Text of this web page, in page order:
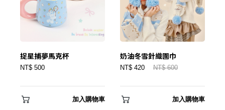
建立專屬帳號
只要再完成幾個步驟，即可完成帳號的註冊程序，
捉星捕夢馬克杯
NT$ 500
加入購物車
奶油冬雪針織圍巾
NT$ 420 NT$ 600
加入購物車